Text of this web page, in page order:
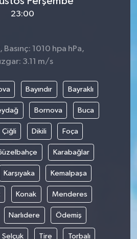
23:00
Basınç: 1010 hpa hPa,
3.11 m/s
Bayındır Bayraklı
Bornova Buca
Çiğli Dikili Foça
Karabağlar
Karşıyaka Kemalpaşa
Konak Menderes
Narlıdere Ödemiş
Selçuk Tire Torbalı